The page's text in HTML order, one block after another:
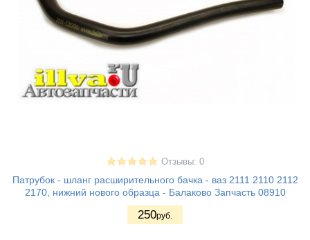
Отзывы: 0
Патрубок - шланг расширительного бачка - ваз 2111 2110 2112
2170, нижний нового образца - Балаково Запчасть 08910
250руб.